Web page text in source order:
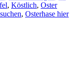
, Köstlich, Oster
, Osterhase hier